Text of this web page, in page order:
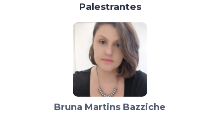
Palestrantes
Bruna Martins Bazziche